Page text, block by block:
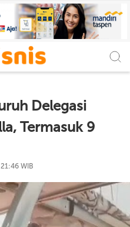
Delegasi
Termasuk 9
WIB